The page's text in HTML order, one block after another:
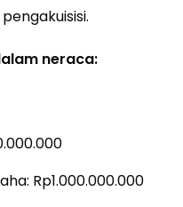
neraca:
Rp1.000.000.000